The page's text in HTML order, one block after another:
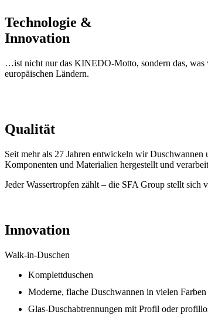
Technologie &
Innovation
…ist nicht nur das KINEDO-Motto, sondern das, was
europäischen Ländern.
Qualität
Seit mehr als 27 Jahren entwickeln wir
Komponenten und Materialien hergestellt und
Jeder Wassertropfen zählt – die SFA Group stellt sich
Innovation
Walk-in-Duschen
Komplettduschen
Moderne, flache Duschwannen in vielen
Glas-Duschabtrennungen mit Profil oder